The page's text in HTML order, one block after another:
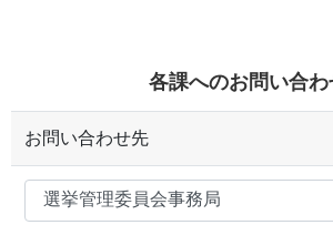
各課へのお問い合わ
お問い合わせ先